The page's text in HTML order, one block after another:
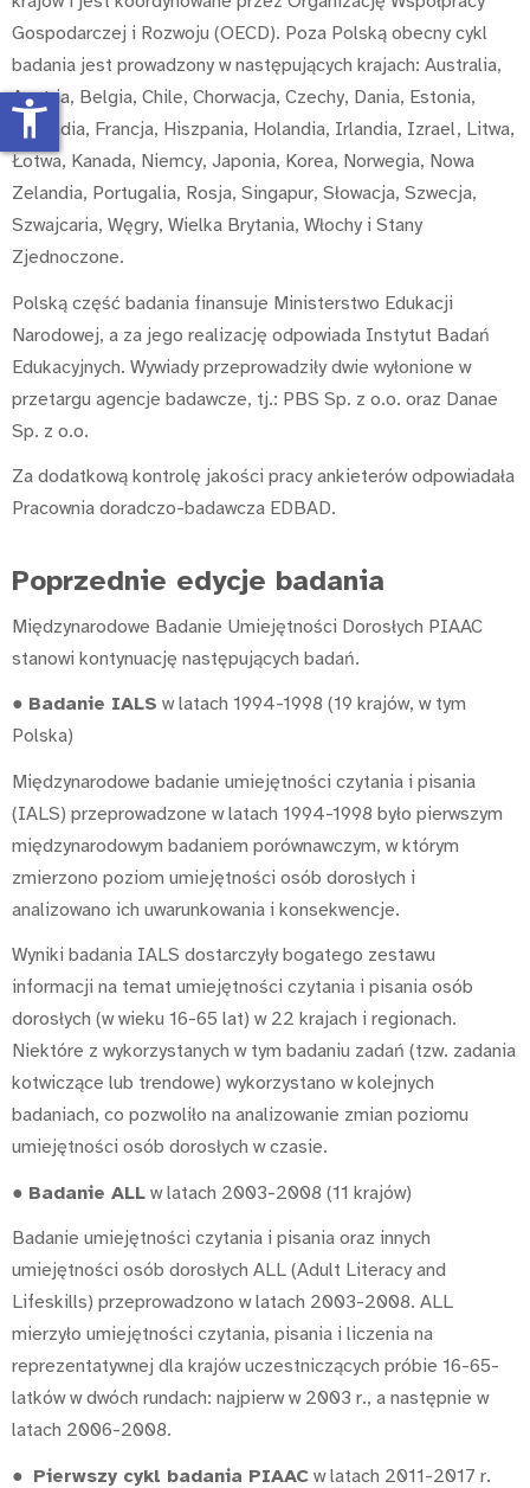
Gospodarczej i Rozwoju (OECD). Poza Polską obecny cykl
badania jest prowadzony w następujących krajach: Australia,
Austria, Belgia, Chile, Chorwacja, Czechy, Dania, Estonia,
Finlandia, Francja, Hiszpania, Holandia, Irlandia, Izrael, Litwa,
Łotwa, Kanada, Niemcy, Japonia, Korea, Norwegia, Nowa
Zelandia, Portugalia, Rosja, Singapur, Słowacja, Szwecja,
Szwajcaria, Węgry, Wielka Brytania, Włochy i Stany
Zjednoczone.
Polską część badania finansuje Ministerstwo Edukacji
Narodowej, a za jego realizację odpowiada Instytut Badań
Edukacyjnych. Wywiady przeprowadziły dwie wyłonione w
przetargu agencje badawcze, tj.: PBS Sp. z o.o. oraz Danae
Sp. z o.o.
Za dodatkową kontrolę jakości pracy ankieterów odpowiadała
Pracownia doradczo-badawcza EDBAD.
Poprzednie edycje badania
Międzynarodowe Badanie Umiejętności Dorosłych PIAAC
stanowi kontynuację następujących badań.
● Badanie IALS w latach 1994-1998 (19 krajów, w tym
Polska)
Międzynarodowe badanie umiejętności czytania i pisania
(IALS) przeprowadzone w latach 1994-1998 było pierwszym
międzynarodowym badaniem porównawczym, w którym
zmierzono poziom umiejętności osób dorosłych i
analizowano ich uwarunkowania i konsekwencje.
Wyniki badania IALS dostarczyły bogatego zestawu
informacji na temat umiejętności czytania i pisania osób
dorosłych (w wieku 16-65 lat) w 22 krajach i regionach.
Niektóre z wykorzystanych w tym badaniu zadań (tzw. zadania
kotwiczące lub trendowe) wykorzystano w kolejnych
badaniach, co pozwoliło na analizowanie zmian poziomu
umiejętności osób dorosłych w czasie.
● Badanie ALL w latach 2003-2008 (11 krajów)
Badanie umiejętności czytania i pisania oraz innych
umiejętności osób dorosłych ALL (Adult Literacy and
Lifeskills) przeprowadzono w latach 2003-2008. ALL
mierzyło umiejętności czytania, pisania i liczenia na
reprezentatywnej dla krajów uczestniczących próbie 16-65-
latków w dwóch rundach: najpierw w 2003 r., a następnie w
latach 2006-2008.
● Pierwszy cykl badania PIAAC w latach 2011-2017 r.
accessibility_new